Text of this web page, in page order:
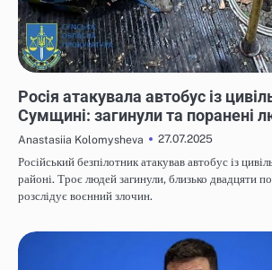
Росія атакувала автобус із
Сумщині: загинули та поранені
Anastasiia Kolomysheva
27.07.2025
Російський безпілотник атакував автобус із
районі. Троє людей загинули, близько двадцяти
розслідує воєнний злочин.